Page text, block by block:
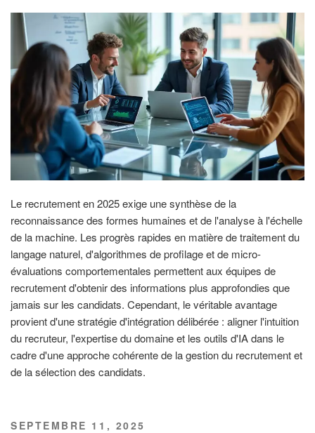
Le recrutement en 2025 exige une synthèse de la
reconnaissance des formes humaines et de l'analyse à l'échelle
de la machine. Les progrès rapides en matière de traitement du
langage naturel, d'algorithmes de profilage et de micro-
évaluations comportementales permettent aux équipes de
recrutement d'obtenir des informations plus approfondies que
jamais sur les candidats. Cependant, le véritable avantage
provient d'une stratégie d'intégration délibérée : aligner l'intuition
du recruteur, l'expertise du domaine et les outils d'IA dans le
cadre d'une approche cohérente de la gestion du recrutement et
de la sélection des candidats.
PUBLIÉ
SEPTEMBRE 11, 2025